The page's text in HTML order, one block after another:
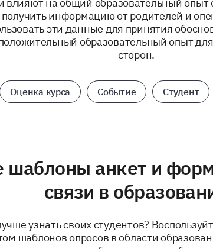
информацию от родителей и
эти данные для принятия
образовательный опыт
сторон.
Оценка курса Событие Студент
анкет и
связи в
узнать своих студентов?
шаблонов опросов в области